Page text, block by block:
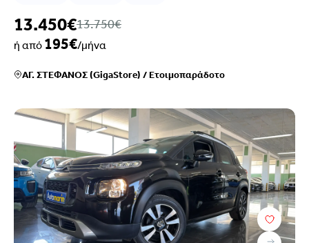
13.450€13.750€
ή από 195€/μήνα
ΑΓ. ΣΤΕΦΑΝΟΣ (GigaStore) /Ετοιμοπαράδοτο